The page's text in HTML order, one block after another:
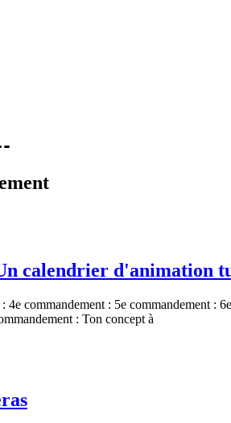
calendrier d'animation
commandement : 5e commandement :
: Ton concept à